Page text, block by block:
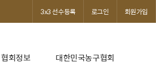
협회정보 대한민국농구협회
3x3 선수등록 로그인 회원가입